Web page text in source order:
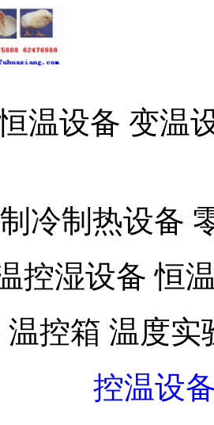
温设备 变温
制冷制热设备
控湿设备 恒
温控箱 温度
控温设